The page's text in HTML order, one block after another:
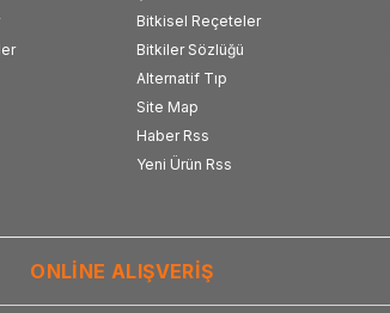
Bitkisel Reçeteler
Bitkiler Sözlüğü
Alternatif Tıp
Site Map
Haber Rss
Yeni Ürün Rss
ONLİNE ALIŞVERİŞ